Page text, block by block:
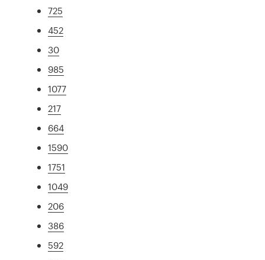
725
452
30
985
1077
217
664
1590
1751
1049
206
386
592